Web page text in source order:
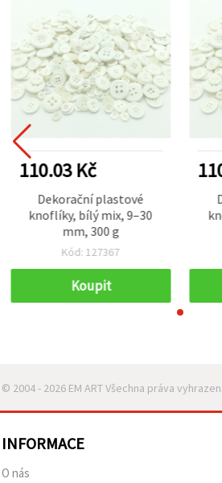
110.03 Kč
Dekorační plastové
knoflíky, bílý mix, 9–30
mm, 300 g
Kód: 127367
Koupit
© 2004 - 2026 EM ART Všechna práva
INFORMACE
O nás